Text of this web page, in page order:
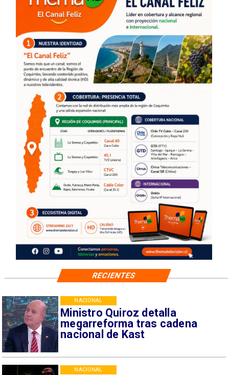
Ministro Quiroz detalla
megarreforma tras cadena
nacional de Kast
NACIONAL
NACIONAL
RECIENTES